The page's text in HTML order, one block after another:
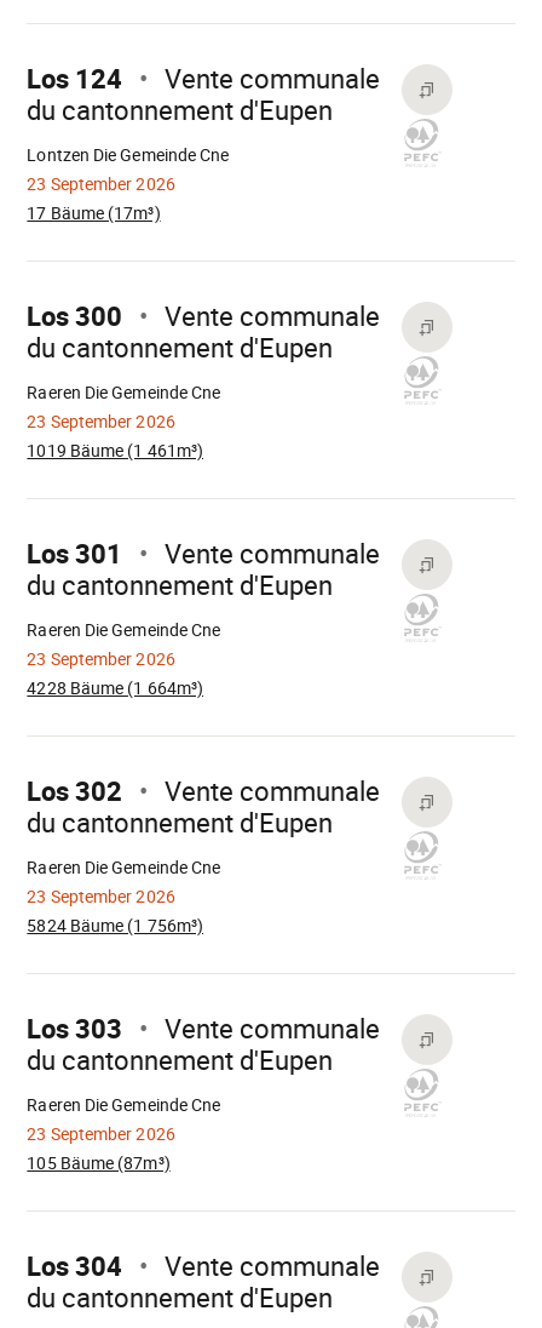
Mach
Los 124
Vente communale
du cantonnement d'Eupen
23 September 2026
Lontzen Die Gemeinde Cne
17 Bäume (17m³)
Wird
Mach
Los 300
Vente communale
du cantonnement d'Eupen
23 September 2026
Raeren Die Gemeinde Cne
1019 Bäume (1 461m³)
Wird
Mach
Los 301
Vente communale
du cantonnement d'Eupen
23 September 2026
Raeren Die Gemeinde Cne
4228 Bäume (1 664m³)
Wird
Mach
Los 302
Vente communale
du cantonnement d'Eupen
23 September 2026
Raeren Die Gemeinde Cne
5824 Bäume (1 756m³)
Wird
Mach
Los 303
Vente communale
du cantonnement d'Eupen
23 September 2026
Raeren Die Gemeinde Cne
105 Bäume (87m³)
Wird
Mach
Los 304
Vente communale
du cantonnement d'Eupen
Wird